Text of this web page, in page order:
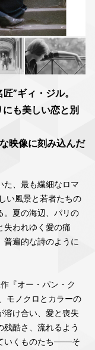
”ギィ・ジル。
も美しい恋と別
映像に刻み込んだ
た、最も繊細なロマ
い風景と若者たちの
。夏の海辺、パリの
失われゆく愛の痛
普遍的な詩のように
『オー・パン・ク
モノクロとカラーの
溶け合い、愛と喪失
酷さ、流れるよう
いくものたち───そ